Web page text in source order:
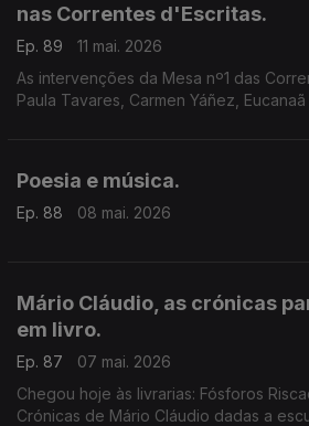
nas Correntes d'Escritas.
Ep. 89
11 mai. 2026
As intervenções da Mesa nº1 das
Paula Tavares, Carmen Yáñez,
Poesia e música.
Ep. 88 08 mai. 2026
Mário Cláudio, as crónicas
em livro.
Ep. 87
07 mai. 2026
Chegou hoje às livrarias: Fósforos
Crónicas de Mário Cláudio dadas a